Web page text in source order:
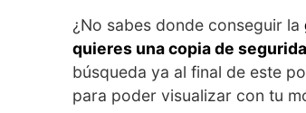
¿No sabes donde conseguir la
quieres una copia de
búsqueda ya al final de este
para poder visualizar con tu